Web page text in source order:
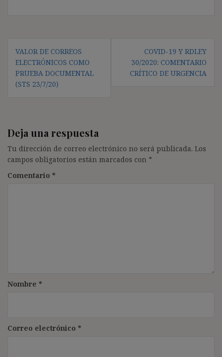
de
entradas
VALOR DE CORREOS
ELECTRÓNICOS COMO
PRUEBA DOCUMENTAL
(STS 23/7/20)
COVID-19 Y RDLEY
30/2020: COMENTARIO
CRÍTICO DE URGENCIA
Deja una respuesta
Tu dirección de correo electrónico no será publicada. Los
campos obligatorios están marcados con *
Comentario *
Nombre *
Correo electrónico *